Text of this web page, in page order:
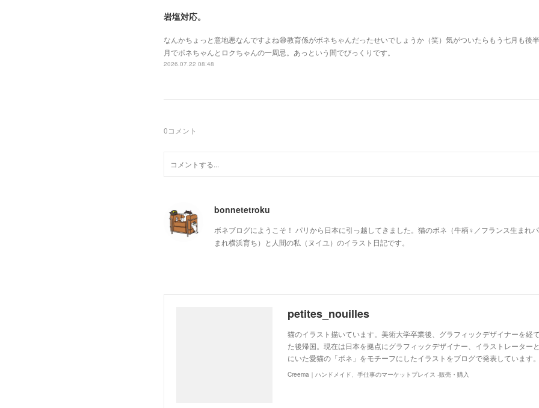
岩塩対応。
なんかちょっと意地悪なんですよね😅教育係がボネちゃんだったせいでしょうか（笑）気がついたらもう七月も後
月でボネちゃんとロクちゃんの一周忌。あっという間でびっくりです。
2026.07.22 08:48
0コメント
bonnetetroku
ボネブログにようこそ！ パリから日本に引っ越してきました。猫のボネ（牛柄♀／フランス生まれ
まれ横浜育ち）と人間の私（ヌイユ）のイラスト日記です。
petites_nouilles
猫のイラスト描いています。美術大学卒業後、グラフィックデザイナーを経
た後帰国。現在は日本を拠点にグラフィックデザイナー、イラストレーター
にいた愛猫の「ボネ」をモチーフにしたイラストをブログで発表していま
Creema｜ハンドメイド、手仕事のマーケットプレイス -販売・購入